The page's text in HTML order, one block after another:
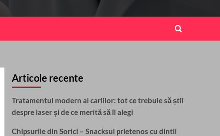
Articole recente
Tratamentul modern al cariilor: tot ce trebuie să știi
despre laser și de ce merită să îl alegi
Chipsurile din Sorici – Snacksul prietenos cu dintii